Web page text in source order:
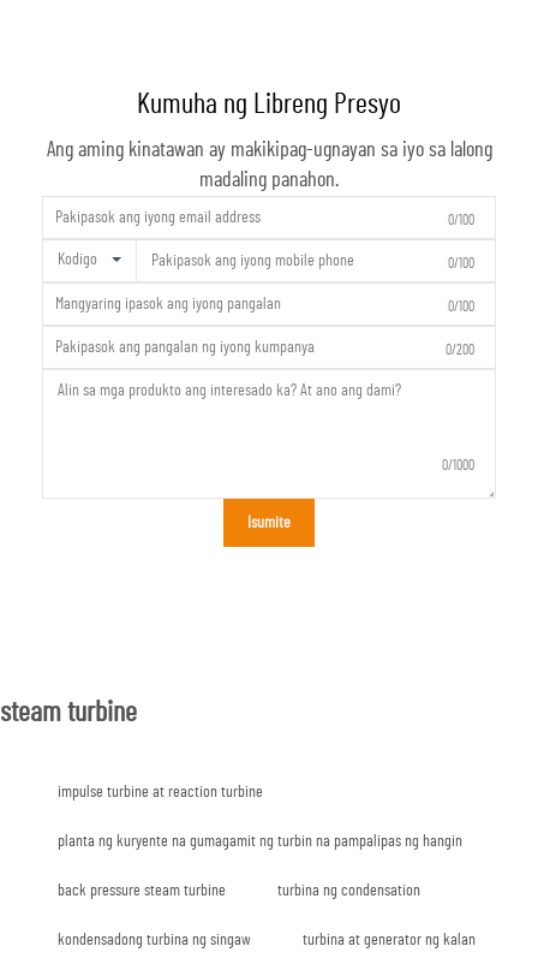
Kumuha ng Libreng Presyo
Ang aming kinatawan ay makikipag-ugnayan sa iyo sa lalong
madaling panahon.
0/100
Kodigo 0/100
0/100
0/200
0/1000
Isumite
steam turbine
impulse turbine at reaction turbine
planta ng kuryente na gumagamit ng turbin na pampalipas ng hangin
back pressure steam turbine turbina ng condensation
kondensadong turbina ng singaw turbina at generator ng kalan